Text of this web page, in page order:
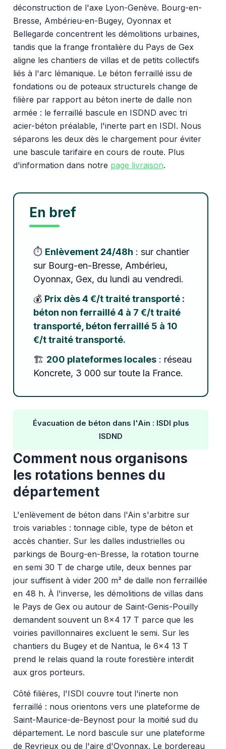
déconstruction de l'axe Lyon-Genève. Bourg-en-
Bresse, Ambérieu-en-Bugey, Oyonnax et
Bellegarde concentrent les démolitions urbaines,
tandis que la frange frontalière du Pays de Gex
aligne les chantiers de villas et de petits collectifs
liés à l'arc lémanique. Le béton ferraillé issu de
fondations ou de poteaux structurels change de
filière par rapport au béton inerte de dalle non
armée : le ferraillé bascule en ISDND avec tri
acier-béton préalable, l'inerte part en ISDI. Nous
séparons les deux dès le chargement pour éviter
une bascule tarifaire en cours de route. Plus
d'information dans notre page livraison.
En bref
⏱️ Enlèvement 24/48h : sur chantier
sur Bourg-en-Bresse, Ambérieu,
Oyonnax, Gex, du lundi au vendredi.
💰 Prix dès 4 €/t traité transporté :
béton non ferraillé 4 à 7 €/t traité
transporté, béton ferraillé 5 à 10
€/t traité transporté.
🏗️ 200 plateformes locales: réseau
Koncrete, 3 000 sur toute la France.
Évacuation de béton dans l'Ain : ISDI plus
ISDND
Comment nous organisons
les rotations bennes du
département
L'enlèvement de béton dans l'Ain s'arbitre sur
trois variables : tonnage cible, type de béton et
accès chantier. Sur les dalles industrielles ou
parkings de Bourg-en-Bresse, la rotation tourne
en semi 30 T de charge utile, deux bennes par
jour suffisent à vider 200 m² de dalle non ferraillée
en 48 h. À l'inverse, les démolitions de villas dans
le Pays de Gex ou autour de Saint-Genis-Pouilly
demandent souvent un 8x4 17 T parce que les
voiries pavillonnaires excluent le semi. Sur les
chantiers du Bugey et de Nantua, le 6x4 13 T
prend le relais quand la route forestière interdit
aux gros porteurs.
Côté filières, l'ISDI couvre tout l'inerte non
ferraillé : nous orientons vers une plateforme de
Saint-Maurice-de-Beynost pour la moitié sud du
département. Le nord bascule sur une plateforme
de Reyrieux ou de l'aire d'Oyonnax. Le bordereau